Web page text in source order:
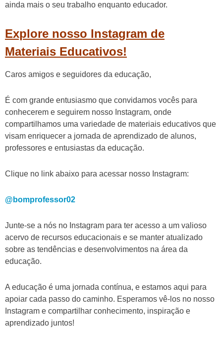
ainda mais o seu trabalho enquanto educador.
Explore nosso Instagram de
Materiais Educativos!
Caros amigos e seguidores da educação,
É com grande entusiasmo que convidamos vocês para
conhecerem e seguirem nosso Instagram, onde
compartilhamos uma variedade de materiais educativos que
visam enriquecer a jornada de aprendizado de alunos,
professores e entusiastas da educação.
Clique no link abaixo para acessar nosso Instagram:
@bomprofessor02
Junte-se a nós no Instagram para ter acesso a um valioso
acervo de recursos educacionais e se manter atualizado
sobre as tendências e desenvolvimentos na área da
educação.
A educação é uma jornada contínua, e estamos aqui para
apoiar cada passo do caminho. Esperamos vê-los no nosso
Instagram e compartilhar conhecimento, inspiração e
aprendizado juntos!